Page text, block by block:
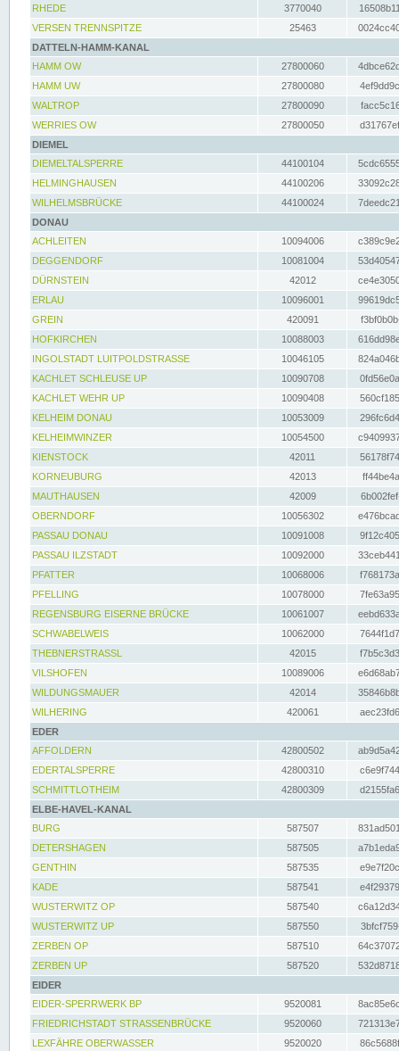
RHEDE
3770040
VERSEN TRENNSPITZE
25463
DATTELN-HAMM-KANAL
HAMM OW
27800060
HAMM UW
27800080
WALTROP
27800090
WERRIES OW
27800050
DIEMEL
DIEMELTALSPERRE
44100104
HELMINGHAUSEN
44100206
WILHELMSBRÜCKE
44100024
DONAU
ACHLEITEN
10094006
DEGGENDORF
10081004
DÜRNSTEIN
42012
ERLAU
10096001
GREIN
420091
HOFKIRCHEN
10088003
INGOLSTADT LUITPOLDSTRASSE
10046105
KACHLET SCHLEUSE UP
10090708
KACHLET WEHR UP
10090408
KELHEIM DONAU
10053009
KELHEIMWINZER
10054500
KIENSTOCK
42011
KORNEUBURG
42013
MAUTHAUSEN
42009
OBERNDORF
10056302
PASSAU DONAU
10091008
PASSAU ILZSTADT
10092000
PFATTER
10068006
PFELLING
10078000
REGENSBURG EISERNE BRÜCKE
10061007
SCHWABELWEIS
10062000
THEBNERSTRASSL
42015
VILSHOFEN
10089006
WILDUNGSMAUER
42014
WILHERING
420061
EDER
AFFOLDERN
42800502
EDERTALSPERRE
42800310
SCHMITTLOTHEIM
42800309
ELBE-HAVEL-KANAL
BURG
587507
DETERSHAGEN
587505
GENTHIN
587535
KADE
587541
WUSTERWITZ OP
587540
WUSTERWITZ UP
587550
ZERBEN OP
587510
ZERBEN UP
587520
EIDER
EIDER-SPERRWERK BP
9520081
FRIEDRICHSTADT STRASSENBRÜCKE
9520060
LEXFÄHRE OBERWASSER
9520020